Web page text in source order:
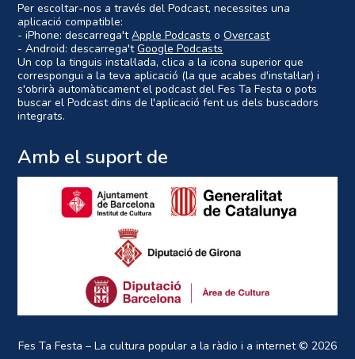
Per escoltar-nos a través del Podcast, necessites una
aplicació compatible:
- iPhone: descarrega'tApple Podcasts oOvercast
- Android: descarrega'tGoogle Podcasts
Un cop la tinguis instal·lada, clica a la icona superior que
correspongui a la teva aplicació (la que acabes d'instal·lar) i
s'obrirà automàticament el podcast del Fes Ta Festa o pots
buscar el Podcast dins de l'aplicació fent us dels buscadors
integrats.
Amb el suport de
Fes Ta Festa – La cultura popular a la ràdio i a internet© 2026